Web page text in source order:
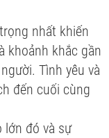
nhất khiến
khoảnh khắc gần
Tình yêu và
đến cuối cùng
lớn đó và sự